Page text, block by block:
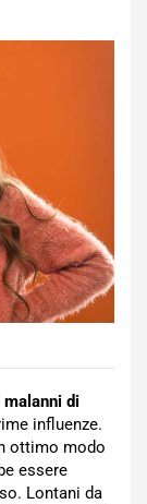
di
influenze.
ottimo modo
essere
Lontani da